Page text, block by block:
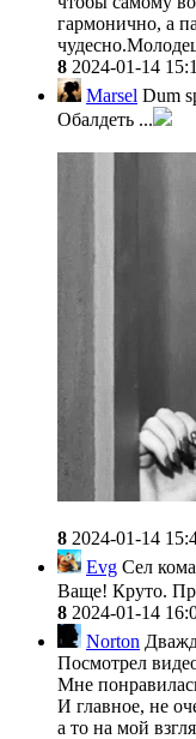
гармонично, а
8 2024-01-14
Marsel Dum
Обалдеть ...
8 2024-01-14
Evg Сел
Ваще! Круто.
8 2024-01-14
Norton
Посмотрел
Мне
И главное, не
а то на мой